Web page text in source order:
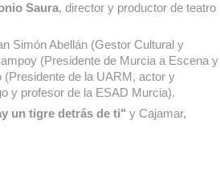
Saura, director y productor de teatro
Simón Abellán (Gestor Cultural y
(Presidente de Murcia a Escena y
(Presidente de la UARM, actor y
y profesor de la ESAD Murcia).
un tigre detrás de ti" y Cajamar,